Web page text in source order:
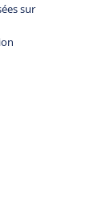
sur